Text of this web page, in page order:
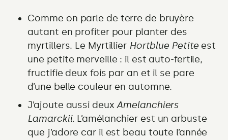
Comme on parle de terre de bruyère
autant en profiter pour planter des
myrtillers. Le Myrtillier Hortblue Petite est
une petite merveille : il est auto-fertile,
fructifie deux fois par an et il se pare
d’une belle couleur en automne.
J’ajoute aussi deuxAmelanchiers
Lamarckii. L’amélanchier est un arbuste
que j’adore car il est beau toute l’année